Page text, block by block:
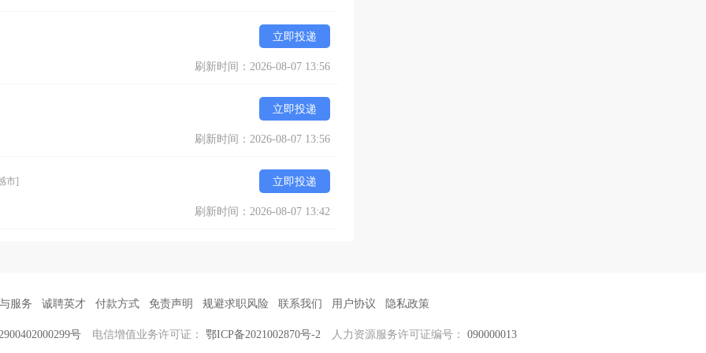
立即投递
刷新时间：2026-08-07 13:56
立即投递
刷新时间：2026-08-07 13:56
市] 立即投递
刷新时间：2026-08-07 13:42
服务 诚聘英才 付款方式 免责声明 规避求职风险 联系我们 用户协议 隐私政策
号 电信增值业务许可证： 鄂ICP备2021002870号-2 人力资源服务许可证编号： 090000013